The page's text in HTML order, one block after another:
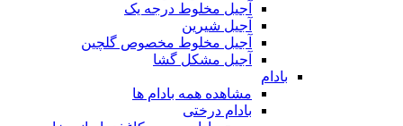
آجیل مخلوط درجه یک
آجیل شیرین
آجیل مخلوط مخصوص گلچین
آجیل مشکل گشا
بادام
مشاهده همه بادام ها
بادام درختی